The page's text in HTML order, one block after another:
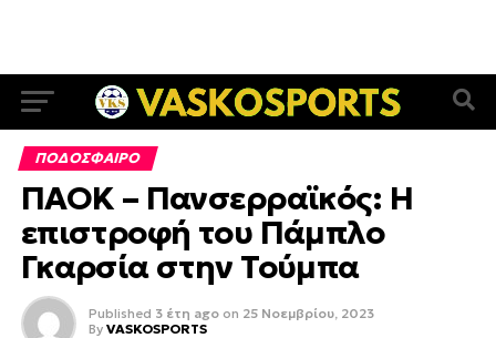
ΠΟΔΟΣΦΑΙΡΟ
ΠΑΟΚ – Πανσερραϊκός: Η
επιστροφή του Πάμπλο
Γκαρσία στην Τούμπα
Published 3 έτη ago on 25 Νοεμβρίου, 2023
By VASKOSPORTS